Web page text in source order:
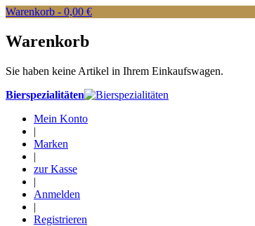
Warenkorb - 0,00 €
Warenkorb
Sie haben keine Artikel in Ihrem Einkaufswagen.
Bierspezialitäten
Mein Konto
|
Marken
|
zur Kasse
|
Anmelden
|
Registrieren